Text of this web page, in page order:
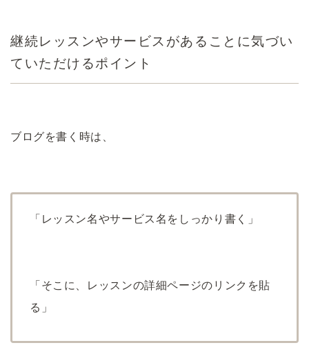
継続レッスンやサービスがあることに気づい
ていただけるポイント
ブログを書く時は、
「レッスン名やサービス名をしっかり書く」
「そこに、レッスンの詳細ページのリンクを貼
る」